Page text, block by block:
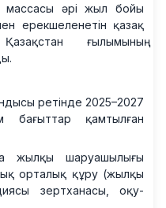
массасы әрі жыл бойы
ерекшеленетін қазақ
ғылымының
ретінде 2025–2027
бағыттар қамтылған
жылқы шаруашылығы
орталық құру (жылқы
зертханасы, оқу-